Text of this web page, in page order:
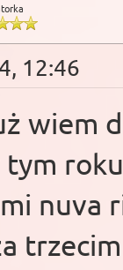
12:46
wiem
tym
nuva